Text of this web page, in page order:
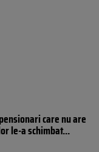
care nu are
le-a schimbat...